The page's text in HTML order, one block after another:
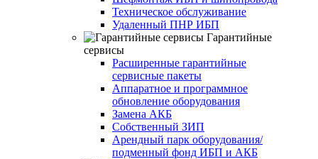
Техническое обслуживание
Удаленный ПНР ИБП
Гарантийные
сервисы
Расширенные гарантийные
сервисные пакеты
Аппаратное и программное
обновление оборудования
Замена АКБ
Собственный ЗИП
Арендный парк оборудования/
подменный фонд ИБП и АКБ